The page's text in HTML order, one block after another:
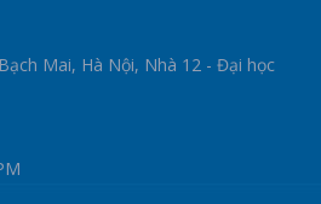
Mai, Hà Nội, Nhà 12 - Đại học